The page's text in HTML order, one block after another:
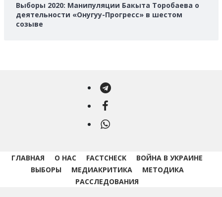
Выборы 2020: Манипуляции Бакыта Торобаева о
деятельности «Онугуу-Прогресс» в шестом
созыве
Telegram
Facebook
WhatsApp
ГЛАВНАЯ О НАС FACTCHECK
ВОЙНА В УКРАИНЕ
ВЫБОРЫ
МЕДИАКРИТИКА
МЕТОДИКА
РАССЛЕДОВАНИЯ